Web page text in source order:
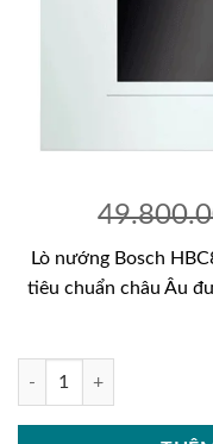
Lò nướng Bosch
tiêu chuẩn châu Âu
Lò nướng Bosch